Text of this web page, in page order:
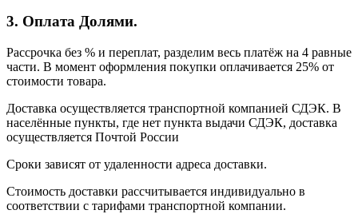
3. Оплата Долями.
Рассрочка без % и переплат, разделим весь платёж на 4 равные
части. В момент оформления покупки оплачивается 25% от
стоимости товара.
Доставка осуществляется транспортной компанией СДЭК. В
населённые пункты, где нет пункта выдачи СДЭК, доставка
осуществляется Почтой России
Сроки зависят от удаленности адреса доставки.
Стоимость доставки рассчитывается индивидуально в
соответствии с тарифами транспортной компании.